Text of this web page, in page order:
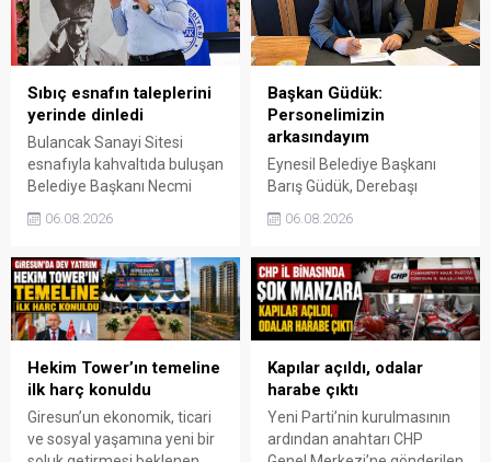
Sıbıç esnafın taleplerini
yerinde dinledi
Bulancak Sanayi Sitesi
esnafıyla kahvaltıda buluşan
Belediye Başkanı Necmi
Sıbıç, bölgede yapılması
planlanan çalışmaları
da yaşadığı sorunları ve
beklentilerini doğrudan
Başkan Sıbıç’a aktardı.
06.08.2026
Başkan Güdük:
Personelimizin
arkasındayım
Eynesil Belediye Başkanı
Barış Güdük, Derebaşı
Mahallesi’ndeki yangın
üzerinden belediye ve
asılsız iddialar ortaya
atıldığını belirterek, “İftira ve
karalama siyasetiyle
çalışanlarımızın emeğinin
gölgelenmesine izin
vermeyeceğim” dedi.
06.08.2026
Hekim Tower’ın temeline
ilk harç konuldu
Giresun’un ekonomik, ticari
ve sosyal yaşamına yeni bir
Kapılar açıldı, odalar
harabe çıktı
Yeni Parti’nin kurulmasının
ardından anahtarı CHP